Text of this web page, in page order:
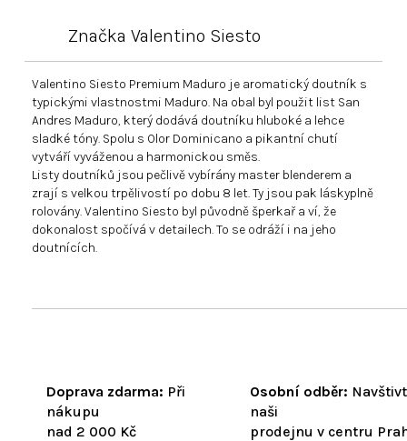
Doprava zdarma: Při
nákupu
nad 2 000 Kč
Osobní odběr:
naši
prodejnu v centru
Značka Valentino Siesto
Valentino Siesto Premium Maduro je aromatický doutník s
typickými vlastnostmi Maduro. Na obal byl použit list San
Andres Maduro, který dodává doutníku hluboké a lehce
sladké tóny. Spolu s Olor Dominicano a pikantní chutí
vytváří vyváženou a harmonickou směs.
Listy doutníků jsou pečlivě vybírány master blenderem a
zrají s velkou trpělivostí po dobu 8 let. Ty jsou pak láskyplně
rolovány. Valentino Siesto byl původně šperkař a ví, že
dokonalost spočívá v detailech. To se odráží i na jeho
doutnících.